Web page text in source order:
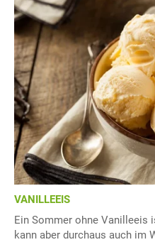
VANILLEEIS
Ein Sommer ohne Vanilleeis
kann aber durchaus auch im